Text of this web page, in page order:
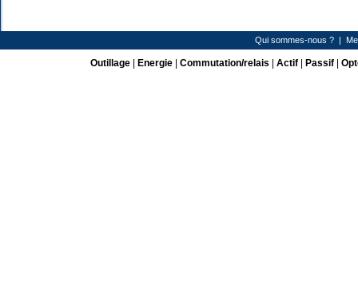
Qui sommes-nous ? |
Outillage| Energie| Commutation/relais Actif| Passif|